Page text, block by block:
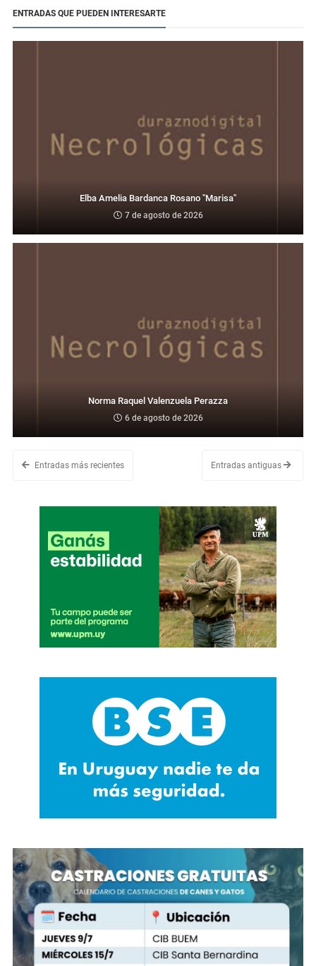
ENTRADAS QUE PUEDEN INTERESARTE
Elba Amelia Bardanca Rosano "Marisa"
7 de agosto de 2026
Norma Raquel Valenzuela Perazza
6 de agosto de 2026
Entradas más recientes Entradas antiguas